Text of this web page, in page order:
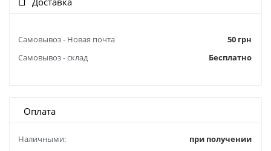
Самовывоз - Новая почта
50 грн
Самовывоз - склад
Бесплатно
Оплата
Наличными:
при получении